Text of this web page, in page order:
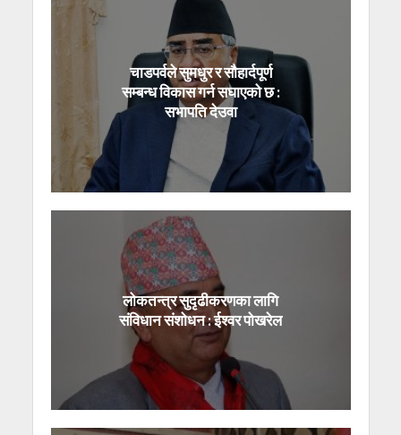
चाडपर्वले सुमधुर र सौहार्दपूर्ण
सम्बन्ध विकास गर्न सघाएको छ :
सभापति देउवा
लोकतन्त्र सुदृढीकरणका लागि
संविधान संशोधन : ईश्वर पोखरेल